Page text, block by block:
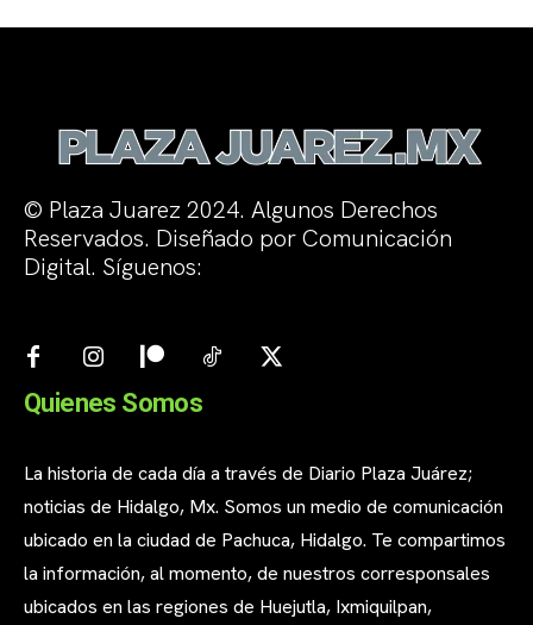
© Plaza Juarez 2024. Algunos Derechos
Reservados. Diseñado por Comunicación
Digital. Síguenos:
Quienes Somos
La historia de cada día a través de Diario Plaza Juárez;
noticias de Hidalgo, Mx. Somos un medio de comunicación
ubicado en la ciudad de Pachuca, Hidalgo. Te compartimos
la información, al momento, de nuestros corresponsales
ubicados en las regiones de Huejutla, Ixmiquilpan,